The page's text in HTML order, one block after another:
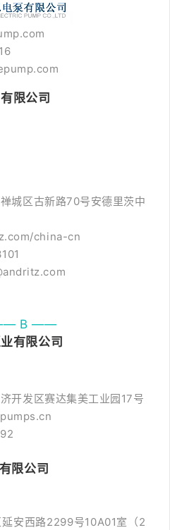
限公司
城区古新路70号安德里茨中
china-cn
B ——
有限公司
开发区赛达集美工业园17号
限公司
安西路2299号10A01室（2